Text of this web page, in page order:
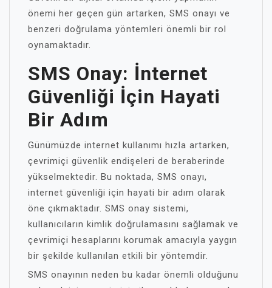
önemi her geçen gün artarken, SMS onayı ve
benzeri doğrulama yöntemleri önemli bir rol
oynamaktadır.
SMS Onay: İnternet
Güvenliği İçin Hayati
Bir Adım
Günümüzde internet kullanımı hızla artarken,
çevrimiçi güvenlik endişeleri de beraberinde
yükselmektedir. Bu noktada, SMS onayı,
internet güvenliği için hayati bir adım olarak
öne çıkmaktadır. SMS onay sistemi,
kullanıcıların kimlik doğrulamasını sağlamak ve
çevrimiçi hesaplarını korumak amacıyla yaygın
bir şekilde kullanılan etkili bir yöntemdir.
SMS onayının neden bu kadar önemli olduğunu